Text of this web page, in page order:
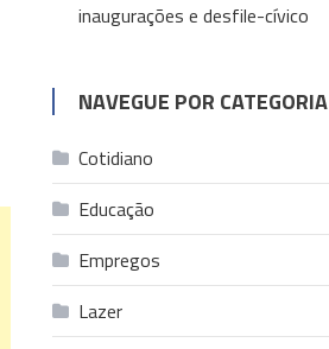
inaugurações e desfile-cívico
NAVEGUE POR CATEGORIA
Cotidiano
Educação
Empregos
Lazer